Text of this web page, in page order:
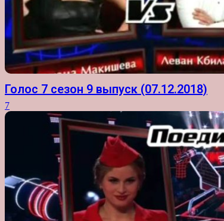
Голос 7 сезон 9 выпуск (07.12.2018)
7